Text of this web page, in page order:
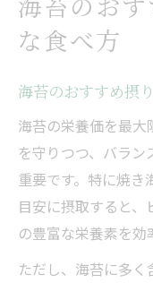
な食べ方
海苔のおすすめ摂
海苔の栄養価を最
を守りつつ、バラ
重要です。特に焼き
目安に摂取すると
の豊富な栄養素を効
ただし、海苔に多